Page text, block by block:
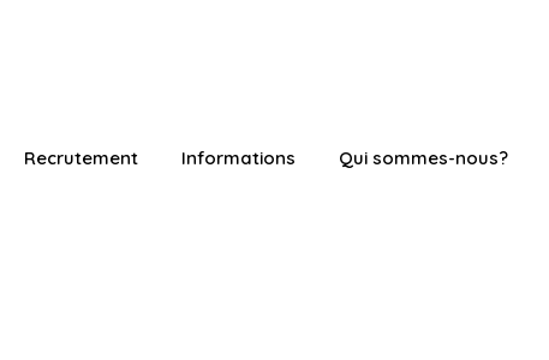
Recrutement Informations Qui sommes-nous?